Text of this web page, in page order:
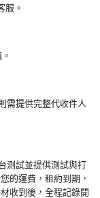
服。
需提供完整代收件人
測試並提供測試與打
的運費，租約到期，
收到後，全程記錄開